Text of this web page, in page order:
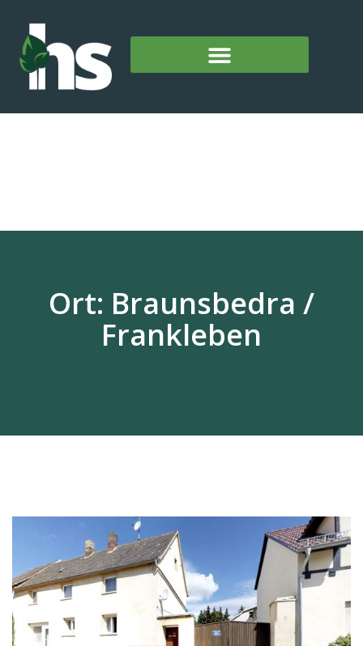
Ort: Braunsbedra /
Frankleben